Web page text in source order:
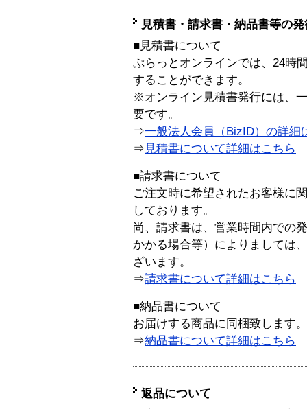
見積書・請求書・納品書等の
■見積書について
ぷらっとオンラインでは、24時
することができます。
※オンライン見積書発行には、
要です。
⇒一般法人会員（BizID）の詳細
⇒ 見積書について詳細はこちら
■請求書について
ご注文時に希望されたお客様に
しております。
尚、請求書は、営業時間内での
かかる場合等）によりましては
ざいます。
⇒請求書について詳細はこちら
■納品書について
お届けする商品に同梱致します。
⇒納品書について詳細はこちら
返品について